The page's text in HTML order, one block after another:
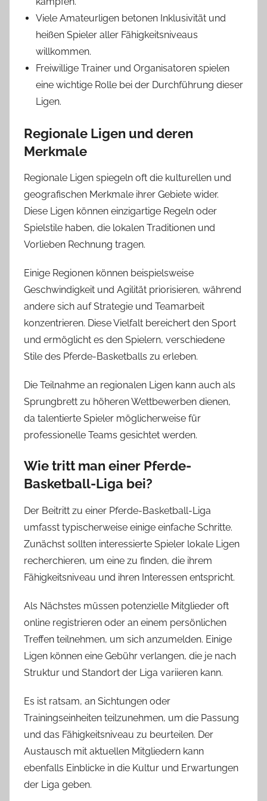
Viele Amateurligen betonen Inklusivität und
heißen Spieler aller Fähigkeitsniveaus
willkommen.
Freiwillige Trainer und Organisatoren spielen
eine wichtige Rolle bei der Durchführung dieser
Ligen.
Regionale Ligen und deren
Merkmale
Regionale Ligen spiegeln oft die kulturellen und
geografischen Merkmale ihrer Gebiete wider.
Diese Ligen können einzigartige Regeln oder
Spielstile haben, die lokalen Traditionen und
Vorlieben Rechnung tragen.
Einige Regionen können beispielsweise
Geschwindigkeit und Agilität priorisieren, während
andere sich auf Strategie und Teamarbeit
konzentrieren. Diese Vielfalt bereichert den Sport
und ermöglicht es den Spielern, verschiedene
Stile des Pferde-Basketballs zu erleben.
Die Teilnahme an regionalen Ligen kann auch als
Sprungbrett zu höheren Wettbewerben dienen,
da talentierte Spieler möglicherweise für
professionelle Teams gesichtet werden.
Wie tritt man einer Pferde-
Basketball-Liga bei?
Der Beitritt zu einer Pferde-Basketball-Liga
umfasst typischerweise einige einfache Schritte.
Zunächst sollten interessierte Spieler lokale Ligen
recherchieren, um eine zu finden, die ihrem
Fähigkeitsniveau und ihren Interessen entspricht.
Als Nächstes müssen potenzielle Mitglieder oft
online registrieren oder an einem persönlichen
Treffen teilnehmen, um sich anzumelden. Einige
Ligen können eine Gebühr verlangen, die je nach
Struktur und Standort der Liga variieren kann.
Es ist ratsam, an Sichtungen oder
Trainingseinheiten teilzunehmen, um die Passung
und das Fähigkeitsniveau zu beurteilen. Der
Austausch mit aktuellen Mitgliedern kann
ebenfalls Einblicke in die Kultur und Erwartungen
der Liga geben.